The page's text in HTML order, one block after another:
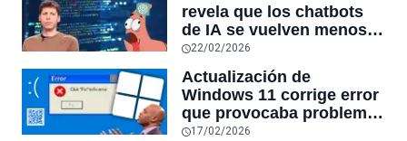
sensores únicos o
conexiones especiales a
hardware
revela que los chatbots
de IA se vuelven menos
confiables mientras más
tiempo hablas con ellos:
la falta de confiabilidad
sube un 112%
22/02/2026
Actualización de
Windows 11 corrige error
que provocaba problemas
al jugar en PC: los
17/02/2026